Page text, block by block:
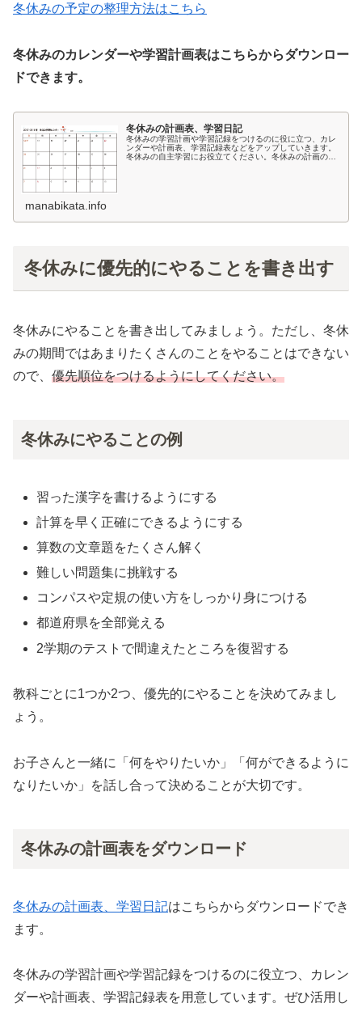
冬休みの予定の整理方法はこちら
冬休みのカレンダーや学習計画表はこちらからダウンロー
ドできます。
冬休みの計画表、学習日記
冬休みの学習計画や学習記録をつけるのに役に立つ、カレ
ンダーや計画表、学習記録表などをアップしていきます。
冬休みの自主学習にお役立てください。冬休みの計画の立
manabikata.info
冬休みに優先的にやることを書き出す
冬休みにやることを書き出してみましょう。ただし、冬休
みの期間ではあまりたくさんのことをやることはできない
ので、 優先順位をつけるようにしてください。
冬休みにやることの例
習った漢字を書けるようにする
計算を早く正確にできるようにする
算数の文章題をたくさん解く
難しい問題集に挑戦する
コンパスや定規の使い方をしっかり身につける
都道府県を全部覚える
2学期のテストで間違えたところを復習する
教科ごとに1つか2つ、優先的にやることを決めてみまし
ょう。
お子さんと一緒に「何をやりたいか」「何ができるように
なりたいか」を話し合って決めることが大切です。
冬休みの計画表をダウンロード
冬休みの計画表、学習日記はこちらからダウンロードでき
ます。
冬休みの学習計画や学習記録をつけるのに役立つ、カレン
ダーや計画表、学習記録表を用意しています。ぜひ活用し